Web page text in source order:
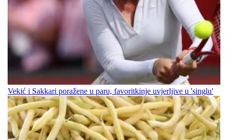
Vekić i Sakkari poražene u paru, favoritkinje uvjerljive u 'singlu'